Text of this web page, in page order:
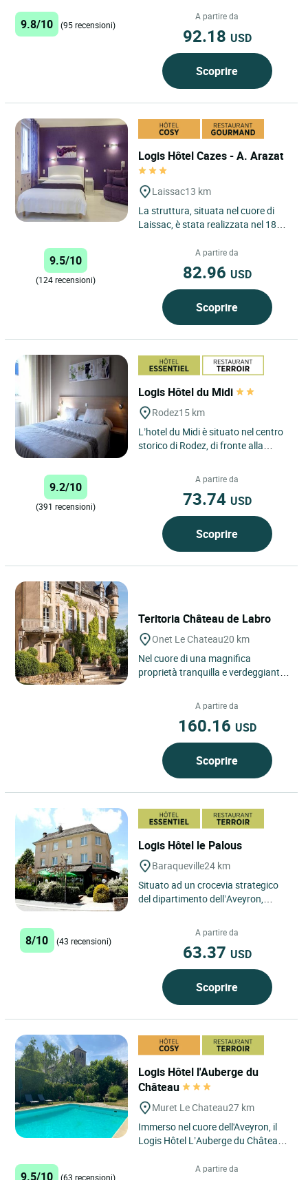
de l’Aveyron dispone...
9.8/10 (95 recensioni)
A partire da
92.18 USD
Scoprire
Logis Hôtel Cazes - A. Arazat
Laissac13 km
La struttura, situata nel cuore di
Laissac, è stata realizzata nel 1834
7 generazioni....
9.5/10
(124 recensioni)
A partire da
82.96 USD
Scoprire
Logis Hôtel du Midi
Rodez15 km
L’hotel du Midi è situato nel centro
storico di Rodez, di fronte alla
metri dal museo...
9.2/10
(391 recensioni)
A partire da
73.74 USD
Scoprire
Teritoria Château de Labro
Onet Le Chateau20 km
Nel cuore di una magnifica
proprietà tranquilla e verdeggiante,
porte e vi racconta...
A partire da
160.16 USD
Scoprire
Logis Hôtel le Palous
Baraqueville24 km
Situato ad un crocevia strategico
del dipartimento dell’Aveyron,
dove le famiglie proprietarie...
8/10 (43 recensioni)
A partire da
63.37 USD
Scoprire
Logis Hôtel l'Auberge du
Château
Muret Le Chateau27 km
Immerso nel cuore dell'Aveyron, il
Logis Hôtel L’Auberge du Château
a Muret-le-Château,...
9.5/10 (63 recensioni)
A partire da